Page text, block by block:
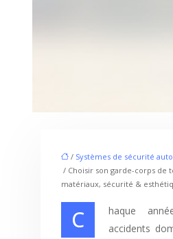
/ Systèmes de sécurité
/ Choisir son garde-corps de
matériaux, sécurité &
Chaque année, plus de 5000
accidents